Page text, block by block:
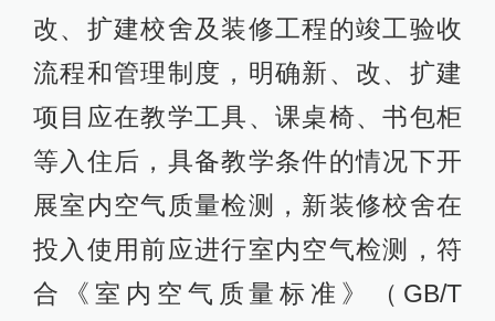
改、扩建校舍及装修工程的竣工验收
流程和管理制度，明确新、改、扩建
项目应在教学工具、课桌椅、书包柜
等入住后，具备教学条件的情况下开
展室内空气质量检测，新装修校舍在
投入使用前应进行室内空气检测，符
合《室内空气质量标准》（GB/T